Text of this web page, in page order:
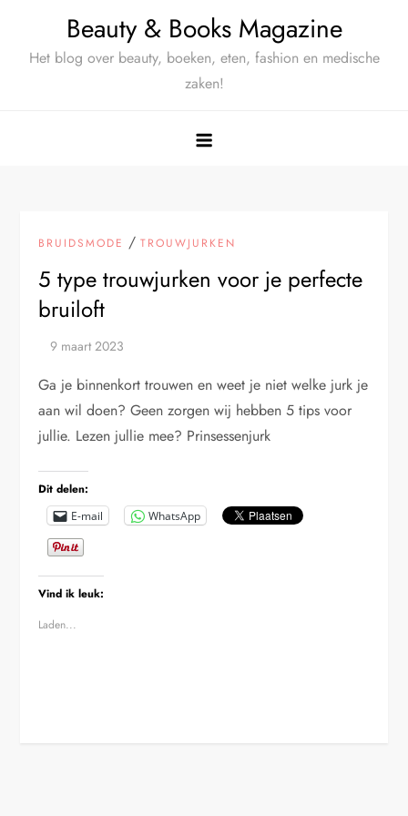
Beauty & Books Magazine
Het blog over beauty, boeken, eten, fashion en medische
zaken!
BRUIDSMODE /TROUWJURKEN
5 type trouwjurken voor je perfecte
bruiloft
Ga je binnenkort trouwen en weet je niet welke jurk je
aan wil doen? Geen zorgen wij hebben 5 tips voor
jullie. Lezen jullie mee? Prinsessenjurk
Dit delen:
E-mail WhatsApp
Vind ik leuk:
Laden...